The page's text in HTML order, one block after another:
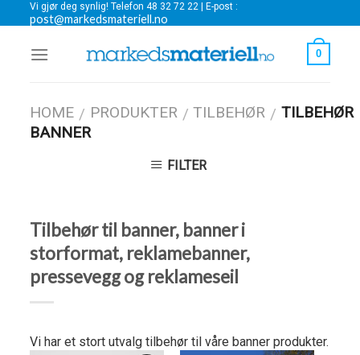
to
content
Vi gjør deg synlig! Telefon 48 32 72 22 | E-post :
post@markedsmateriell.no
0
HOME / PRODUKTER / TILBEHØR / TILBEHØR
BANNER
FILTER
Tilbehør til banner, banner i
storformat, reklamebanner,
pressevegg og reklameseil
Vi har et stort utvalg tilbehør til våre banner produkter.